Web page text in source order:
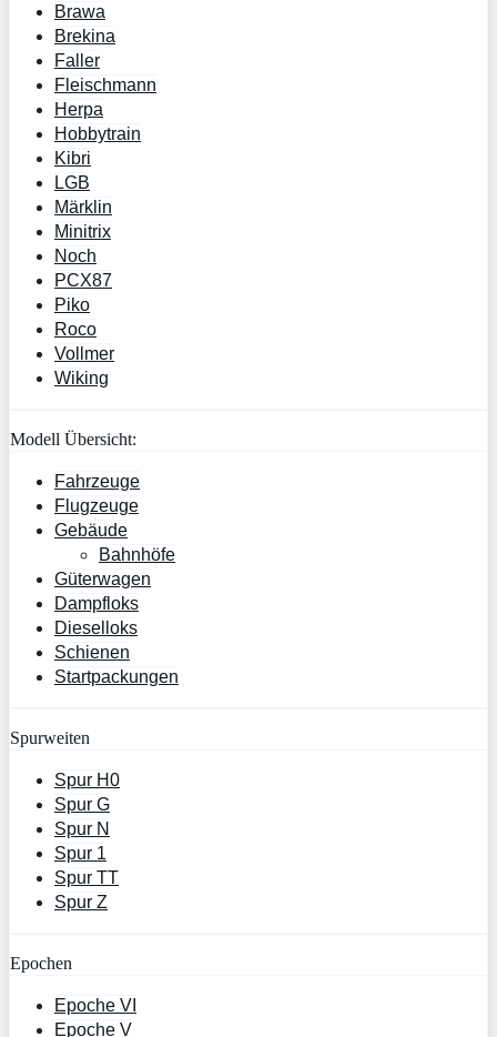
Brawa
Brekina
Faller
Fleischmann
Herpa
Hobbytrain
Kibri
LGB
Märklin
Minitrix
Noch
PCX87
Piko
Roco
Vollmer
Wiking
Modell Übersicht:
Fahrzeuge
Flugzeuge
Gebäude
Bahnhöfe
Güterwagen
Dampfloks
Dieselloks
Schienen
Startpackungen
Spurweiten
Spur H0
Spur G
Spur N
Spur 1
Spur TT
Spur Z
Epochen
Epoche VI
Epoche V